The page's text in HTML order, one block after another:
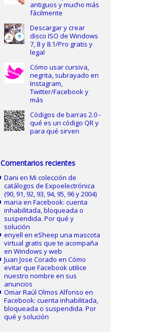
antiguos y mucho más
fácilmente
Descargar y crear
disco ISO de Windows
7, 8 y 8.1/Pro gratis y
legal
Cómo usar cursiva,
negrita, subrayado en
Instagram,
Twitter/Facebook y
más
Códigos de barras 2.0 -
qué es un código QR y
para qué sirven
Comentarios recientes
Dani enMi colección de
catálogos de Expoelectrónica
(90, 91, 92, 93, 94, 95, 96 y 2004)
maria enFacebook: cuenta
inhabilitada, bloqueada o
suspendida. Por qué y
solución
enyell eneSheep una mascota
virtual gratis que te acompaña
en Windows y web
Juan Jose Corado enCómo
evitar que Facebook utilice
nuestro nombre en sus
anuncios
Omar Raúl Olmos Alfonso en
Facebook: cuenta inhabilitada,
bloqueada o suspendida. Por
qué y solución